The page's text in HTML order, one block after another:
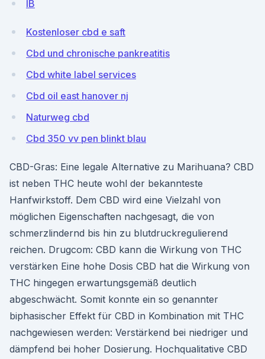
lB
Kostenloser cbd e saft
Cbd und chronische pankreatitis
Cbd white label services
Cbd oil east hanover nj
Naturweg cbd
Cbd 350 vv pen blinkt blau
CBD-Gras: Eine legale Alternative zu Marihuana? CBD
ist neben THC heute wohl der bekannteste
Hanfwirkstoff. Dem CBD wird eine Vielzahl von
möglichen Eigenschaften nachgesagt, die von
schmerzlindernd bis hin zu blutdruckregulierend
reichen. Drugcom: CBD kann die Wirkung von THC
verstärken Eine hohe Dosis CBD hat die Wirkung von
THC hingegen erwartungsgemäß deutlich
abgeschwächt. Somit konnte ein so genannter
biphasischer Effekt für CBD in Kombination mit THC
nachgewiesen werden: Verstärkend bei niedriger und
dämpfend bei hoher Dosierung. Hochqualitative CBD